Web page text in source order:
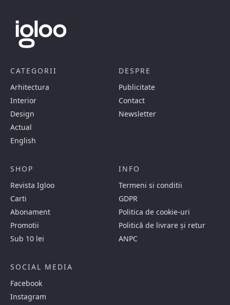
CATEGORII
Arhitectura
Interior
Design
Actual
English
DESPRE
Publicitate
Contact
Newsletter
SHOP
Revista Igloo
Carti
Abonament
Promotii
Sub 10 lei
INFO
Termeni si conditii
GDPR
Politica de cookie-uri
Politică de livrare și retur
ANPC
SOCIAL MEDIA
Facebook
Instagram